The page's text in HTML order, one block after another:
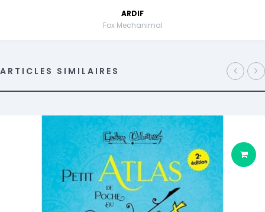
ARDIF
Fox Mechanimal
ARTICLES SIMILAIRES